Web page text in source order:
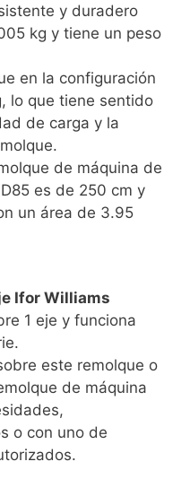
y duradero
kg y tiene un peso
en la configuración
lo que tiene sentido
de carga y la
de máquina de
es de 250 cm y
un área de 3.95
Ifor Williams
1 eje y funciona
este remolque o
de máquina
o con uno de